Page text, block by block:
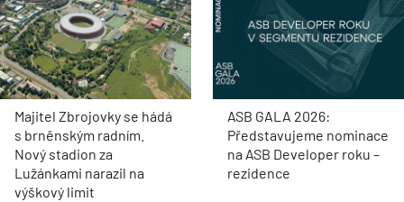
Majitel Zbrojovky se hádá
s brněnským radním.
Nový stadion za
Lužánkami narazil na
výškový limit
ASB GALA 2026:
Představujeme nominace
na ASB Developer roku –
rezidence